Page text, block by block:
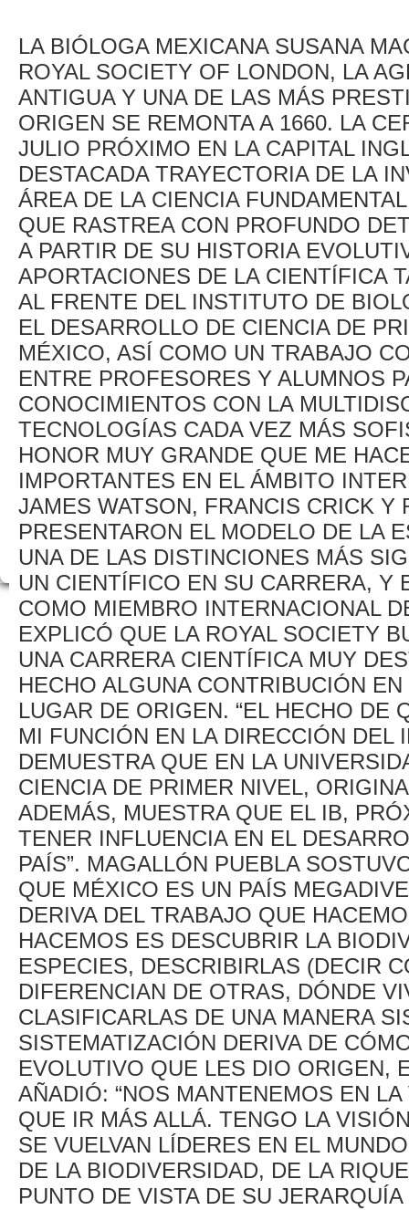
LA BIÓLOGA MEXICANA SUSANA
ROYAL SOCIETY OF LONDON, LA
ANTIGUA Y UNA DE LAS MÁS
ORIGEN SE REMONTA A 1660. LA
JULIO PRÓXIMO EN LA CAPITAL
DESTACADA TRAYECTORIA DE LA
ÁREA DE LA CIENCIA
QUE RASTREA CON PROFUNDO
A PARTIR DE SU HISTORIA
APORTACIONES DE LA CIENTÍFICA
AL FRENTE DEL INSTITUTO DE
EL DESARROLLO DE CIENCIA DE
MÉXICO, ASÍ COMO UN TRABAJO
ENTRE PROFESORES Y ALUMNOS
CONOCIMIENTOS CON LA
TECNOLOGÍAS CADA VEZ MÁS
HONOR MUY GRANDE QUE ME
IMPORTANTES EN EL ÁMBITO
JAMES WATSON, FRANCIS CRICK Y
PRESENTARON EL MODELO DE LA
UNA DE LAS DISTINCIONES MÁS
UN CIENTÍFICO EN SU CARRERA, Y
COMO MIEMBRO INTERNACIONAL
EXPLICÓ QUE LA ROYAL SOCIETY
UNA CARRERA CIENTÍFICA MUY
HECHO ALGUNA CONTRIBUCIÓN
LUGAR DE ORIGEN. “EL HECHO DE
MI FUNCIÓN EN LA DIRECCIÓN DEL
DEMUESTRA QUE EN LA
CIENCIA DE PRIMER NIVEL,
ADEMÁS, MUESTRA QUE EL IB,
TENER INFLUENCIA EN EL
PAÍS”. MAGALLÓN PUEBLA
QUE MÉXICO ES UN PAÍS
DERIVA DEL TRABAJO QUE
HACEMOS ES DESCUBRIR LA
ESPECIES, DESCRIBIRLAS (DECIR
DIFERENCIAN DE OTRAS, DÓNDE
CLASIFICARLAS DE UNA MANERA
SISTEMATIZACIÓN DERIVA DE
EVOLUTIVO QUE LES DIO ORIGEN,
AÑADIÓ: “NOS MANTENEMOS EN
QUE IR MÁS ALLÁ. TENGO LA
SE VUELVAN LÍDERES EN EL
DE LA BIODIVERSIDAD, DE LA
PUNTO DE VISTA DE SU JERARQUÍA